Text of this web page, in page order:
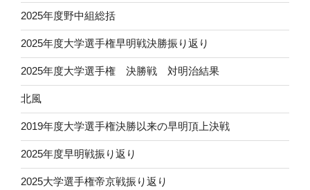
2025年度野中組総括
2025年度大学選手権早明戦決勝振り返り
2025年度大学選手権 決勝戦 対明治結果
北風
2019年度大学選手権決勝以来の早明頂上決戦
2025年度早明戦振り返り
2025大学選手権帝京戦振り返り